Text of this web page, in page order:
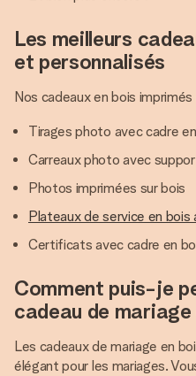
Les meilleurs
et personnalisés
Nos cadeaux en bois
Tirages photo avec cadre
Carreaux photo avec
Photos imprimées sur bois
Plateaux de service en bois
Certificats avec cadre en
Comment puis-je
cadeau de
Les cadeaux de mariage en
élégant pour les mariages.